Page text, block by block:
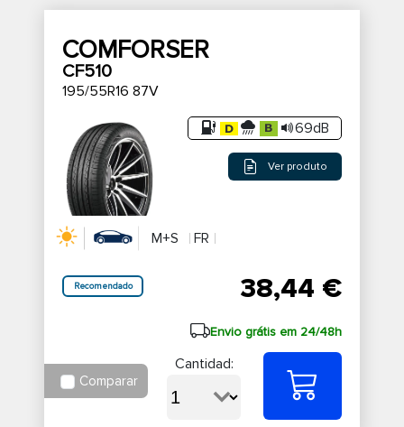
COMFORSER
CF510
195/55R16 87V
69dB
Ver produto
M+S FR
Recomendado 38,44 €
Envio grátis em 24/48h
Comparar
Cantidad: